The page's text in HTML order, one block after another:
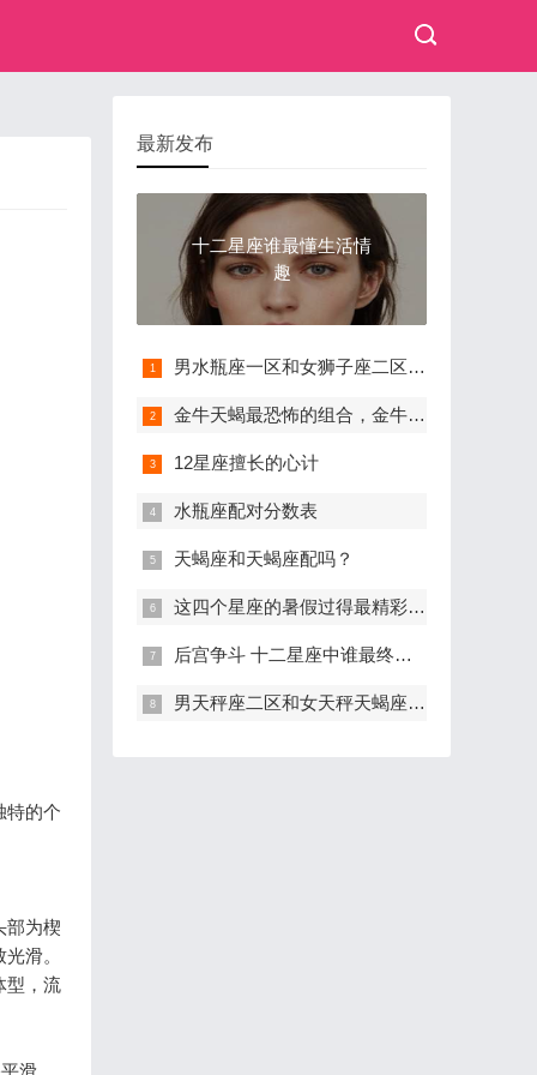
特的个
部为楔
滑。
型，流
滑，
最新发布
十二星座谁最懂生活情
趣
男水瓶座一区和女狮子座二区配对
金牛天蝎最恐怖的组合，金牛女注定被天蝎男虐死
12星座擅长的心计
水瓶座配对分数表
天蝎座和天蝎座配吗？
这四个星座的暑假过得最精彩 有你吗
后宫争斗 十二星座中谁最终能母仪天下
男天秤座二区和女天秤天蝎座配对